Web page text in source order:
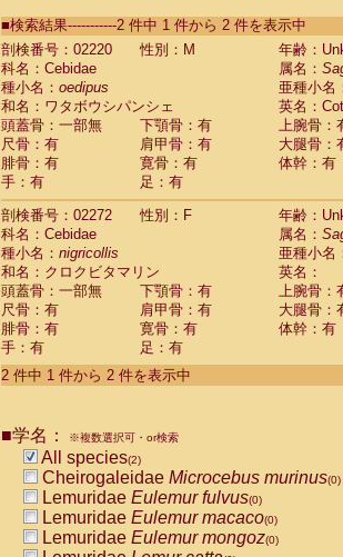
CebidaeSaguinus labiatus(0)
Cebidae Saguinus leucopus (0)
Cebidae
Cebidae
CebidaeSaguinus nigricollis (1)
Cebidae Saguinus oedipus
Cebidae Saguinus weddelli
Cebidae Saguinusspp.
Cebidae Aotus trivirgatus
Cebidae Cebus albifrons
Cebidae
CebidaeCebus capucinus
CebidaeCebus nigrivittatus
Cebidae Cebusspp.(0)
Cebidae Saimiri boliviensis
Cebidae Saimiri sciureus
Atelidae Alouatta caraya
AtelidaeAlouatta fusca
AtelidaeAlouatta seniculus
AtelidaeAteles belzebuth
AtelidaeAteles geoffroyi
AtelidaeAteles paniscus(0)
AtelidaeAtelesspp. (0)
AtelidaeLagothrix lagothricha
AtelidaeLagothrix lagothricha cana
PitheciidaeCacajao calvus
■検索結果-----------2 件中 1 件から 2 件を表示中
剖検番号：02220
性別：M
年齢：
科名：Cebidae
属名：
種小名： oedipus
亜種小名
和名：ワタボウシパンシェ
英名：
頭蓋骨：一部無
下顎骨：有
上腕骨：
尺骨：有
肩甲骨：有
大腿骨：
腓骨：有
寛骨：有
体幹：有
手：有
足：有
剖検番号：02272
性別：F
年齢：
科名：Cebidae
属名：
種小名： nigricollis
亜種小名
和名：クロクビタマリン
英名：
頭蓋骨：一部無
下顎骨：有
上腕骨：
尺骨：有
肩甲骨：有
大腿骨：
腓骨：有
寛骨：有
体幹：有
手：有
足：有
2 件中 1 件から 2 件を表示中
■学名： ※複数選択可・or検索
All species(2)
Cheirogaleidae Microcebus murinus(0)
Lemuridae Eulemur fulvus(0)
Lemuridae Eulemur macaco(0)
Lemuridae Eulemur mongoz(0)